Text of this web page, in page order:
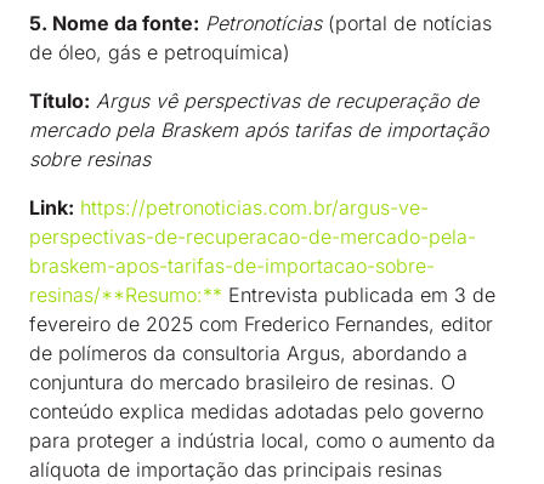
5. Nome da fonte: Petronotícias(portal de notícias
de óleo, gás e petroquímica)
Título: Argus vê perspectivas de recuperação de
mercado pela Braskem após tarifas de importação
sobre resinas
Link: https://petronoticias.com.br/argus-ve-
perspectivas-de-recuperacao-de-mercado-pela-
braskem-apos-tarifas-de-importacao-sobre-
resinas/**Resumo:** Entrevista publicada em 3 de
fevereiro de 2025 com Frederico Fernandes, editor
de polímeros da consultoria Argus, abordando a
conjuntura do mercado brasileiro de resinas. O
conteúdo explica medidas adotadas pelo governo
para proteger a indústria local, como o aumento da
alíquota de importação das principais resinas